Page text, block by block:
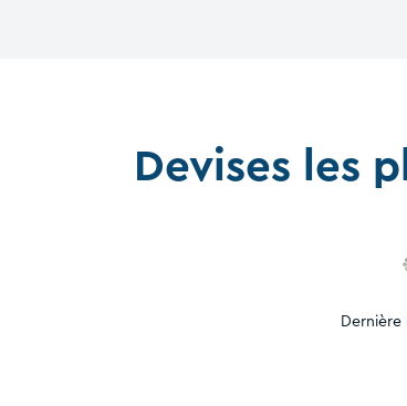
Devises les
Dernière